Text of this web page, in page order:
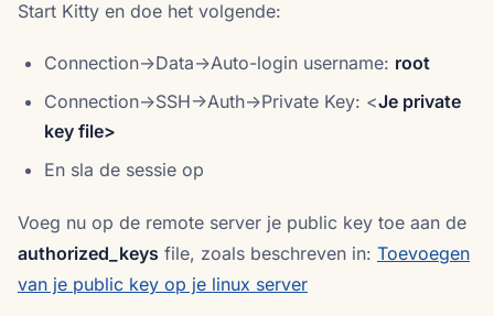
Start Kitty en doe het volgende:
Connection->Data->Auto-login username: root
Connection->SSH->Auth->Private Key: <Je private
key file>
En sla de sessie op
Voeg nu op de remote server je public key toe aan de
authorized_keys file, zoals beschreven in: Toevoegen
van je public key op je linux server